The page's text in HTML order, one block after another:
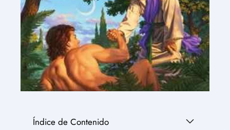
Índice de Contenido